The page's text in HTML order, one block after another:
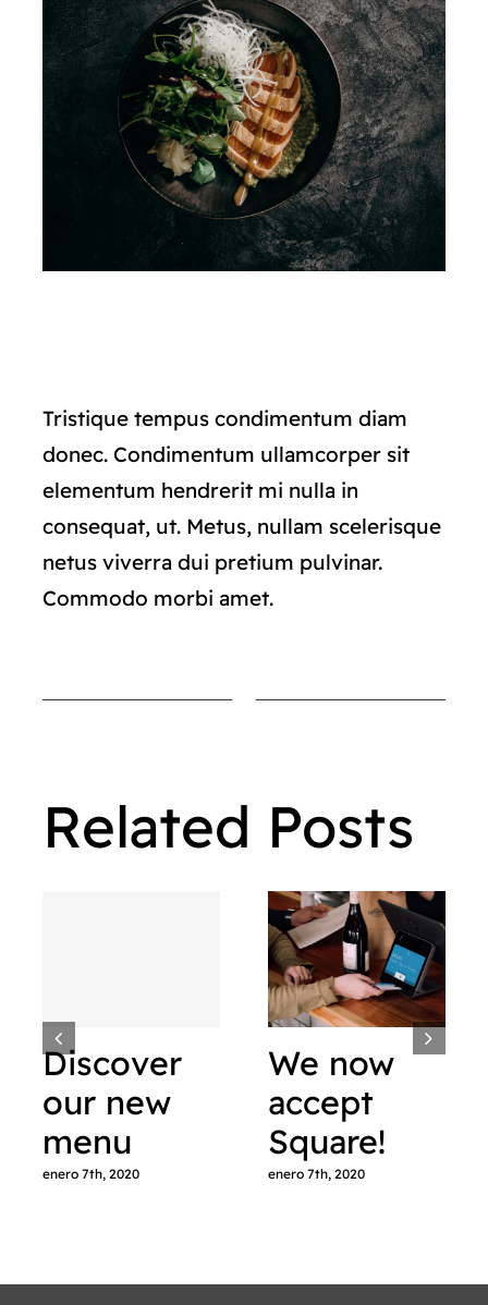
Tristique tempus condimentum diam
donec. Condimentum ullamcorper sit
elementum hendrerit mi nulla in
consequat, ut. Metus, nullam scelerisque
netus viverra dui pretium pulvinar.
Commodo morbi amet.
Related Posts
Discover
our new
menu
enero 7th, 2020
We now
accept
Square!
enero 7th, 2020